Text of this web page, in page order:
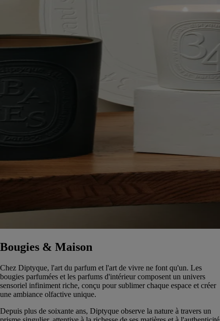
Bougies & Maison
Chez Diptyque, l'art du parfum et l'art de vivre ne font qu'un. Les
bougies parfumées et les parfums d'intérieur composent un univers
sensoriel infiniment riche, conçu pour sublimer chaque espace et créer
une ambiance olfactive unique.
Depuis plus de soixante ans, Diptyque observe la nature à travers un